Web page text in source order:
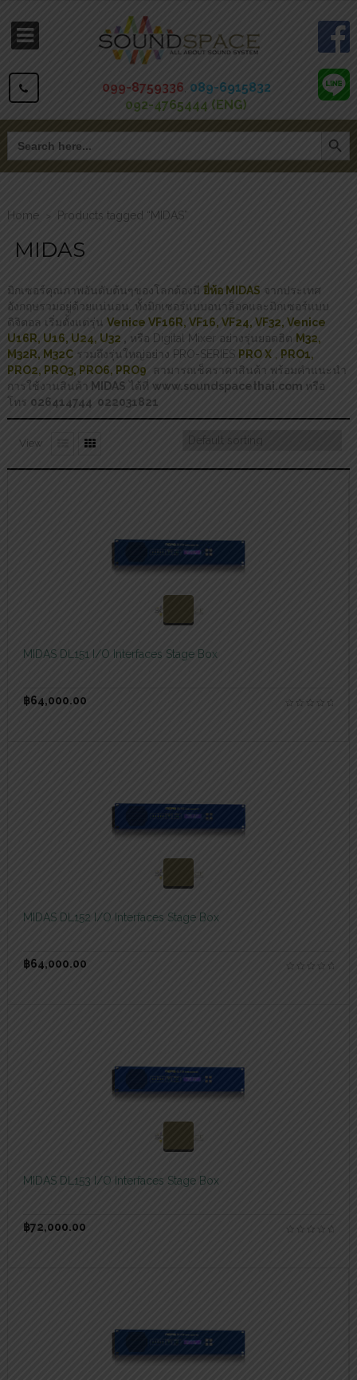
099-8759336, 089-6915832
092-4765444 (ENG)
for:
Search Button
Home > Products tagged “MIDAS”
MIDAS
มิกเซอร์คุณภาพอันดับต้นๆของโลกต้องมี ยี่ห้อ MIDAS จากประเทศ
อังกฤษรวมอยู่ด้วยแน่นอน…ทั้งมิกเซอร์แบบอนาล็อคและมิกเซอร์แบบ
ดิจิตอล เริ่มตั้งแต่รุ่น Venice VF16R, VF16, VF24, VF32, Venice
U16R, U16, U24, U32 , หรือ Digital Mixer อย่างรุ่นยอดฮิต M32,
M32R, M32C รวมถึงรุ่นใหญ่อย่าง PRO-SERIES PRO X
PRO1,
PRO2, PRO3, PRO6, PRO9 สามารถเช็คราคาสินค้า พร้อมคำแนะนำ
การใช้งานสินค้า MIDAS ได้ที่ www.soundspacethai.com หรือ
โทร 026414744 022031821
View
สอบถามและสั่งซื้อสินค้า
MIDAS DL151 I/O Interfaces Stage Box
฿64,000.00
MIDAS DL152 I/O Interfaces Stage Box
฿64,000.00
MIDAS DL153 I/O Interfaces Stage Box
฿72,000.00